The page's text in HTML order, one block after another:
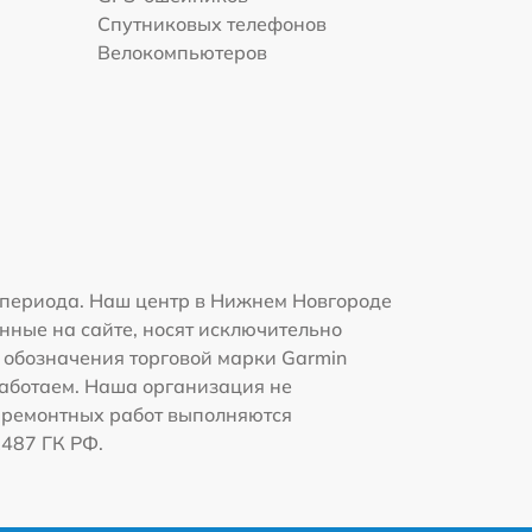
Спутниковых телефонов
Велокомпьютеров
Наш центр в Нижнем Новгороде
на сайте, носят исключительно
торговой марки Garmin
Наша организация не
работ выполняются
ГК РФ.